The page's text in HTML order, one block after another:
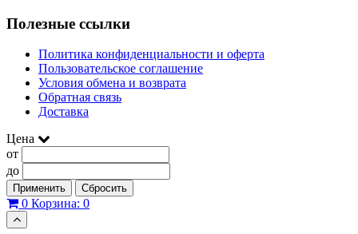
Полезные ссылки
Политика конфиденциальности и оферта
Пользовательское соглашение
Условия обмена и возврата
Обратная связь
Доставка
Цена
от
до
Применить Сбросить
0 Корзина: 0